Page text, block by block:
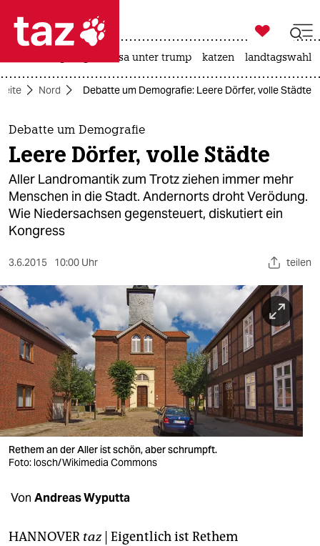
 taz zahl ich
taz zahl ich
themen
politik
öko
gesellschaft
kultur
sport
berlin
nord
wahrheit
verlag
verlag
shop
fragen & hilfe

taz zahl ich
usa unter trump katzen landtagswahl
Nord Debatte um Demografie: Leere Dörfer, volle Städte
Debatte um Demografie
Leere Dörfer, volle Städte
Aller Landromantik zum Trotz ziehen immer mehr
Menschen in die Stadt. Andernorts droht Verödung.
Wie Niedersachsen gegensteuert, diskutiert ein
Kongress
3.6.2015 10:00 Uhr teilen
Rethem an der Aller ist schön, aber schrumpft.
Foto: losch/Wikimedia Commons
Von Andreas Wyputta
HANNOVER taz| Eigentlich ist Rethem